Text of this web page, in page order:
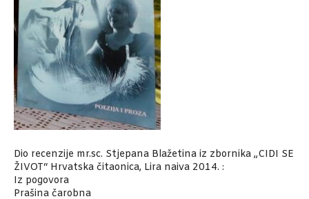
Dio recenzije mr.sc. Stjepana Blažetina iz zbornika „CIDI SE
ŽIVOT“ Hrvatska čitaonica, Lira naiva 2014. :
Iz pogovora
Prašina čarobna